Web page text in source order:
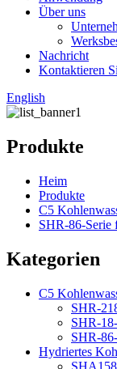
Über uns
Nachricht
Kontaktieren
English
Produkte
Heim
Produkte
C5
SHR-86-Serie
Kategorien
C5
SHR-
SHR-
SHR-
Hydriertes